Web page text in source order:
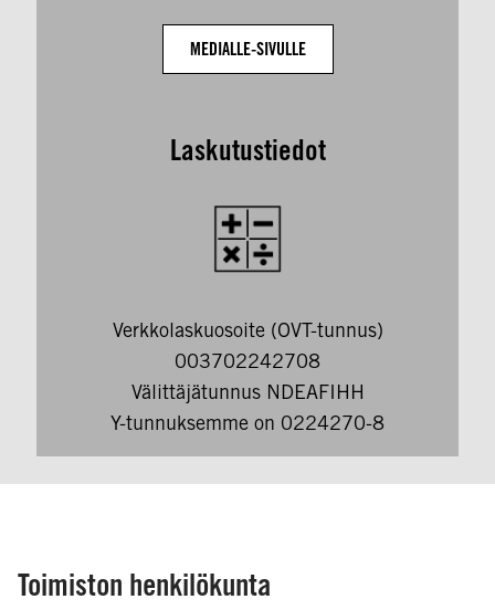
MEDIALLE-SIVULLE
Laskutustiedot
Verkkolaskuosoite (OVT-tunnus)
003702242708
Välittäjätunnus NDEAFIHH
Y-tunnuksemme on 0224270-8
Toimiston henkilökunta